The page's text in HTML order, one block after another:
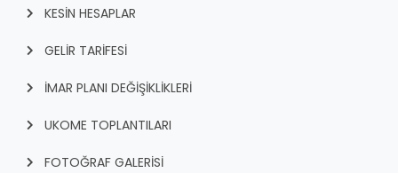
KESİN HESAPLAR
GELİR TARİFESİ
İMAR PLANI DEĞİŞİKLİKLERİ
UKOME TOPLANTILARI
FOTOĞRAF GALERİSİ